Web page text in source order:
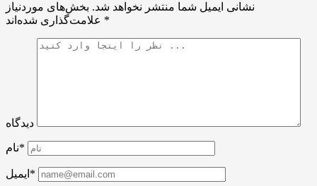
نشانی ایمیل شما منتشر نخواهد شد. بخش‌های موردنیاز
*
دیدگاه
نام*
ایمیل*